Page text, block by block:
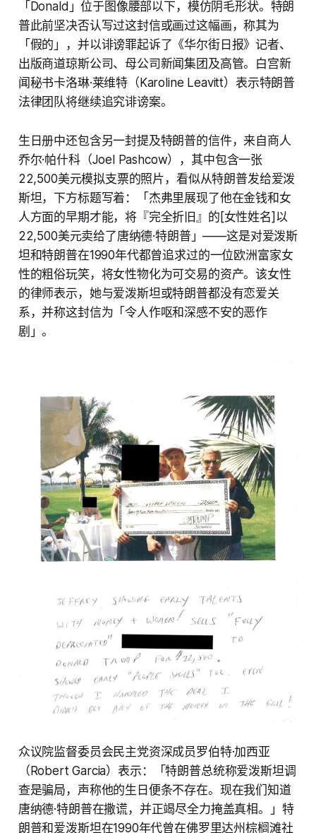
「Donald」位于图像腰部以下，模仿阴毛形状。特朗
普此前坚决否认写过这封信或画过这幅画，称其为
「假的」，并以诽谤罪起诉了《华尔街日报》记者、
出版商道琼斯公司、母公司新闻集团及高管。白宫新
闻秘书卡洛琳·莱维特（Karoline Leavitt）表示特朗普
法律团队将继续追究诽谤案。
生日册中还包含另一封提及特朗普的信件，来自商人
乔尔·帕什科（Joel Pashcow），其中包含一张
22,500美元模拟支票的照片，看似从特朗普发给爱泼
斯坦，下方标题写着：「杰弗里展现了他在金钱和女
人方面的早期才能，将『完全折旧』的[女性姓名]以
22,500美元卖给了唐纳德·特朗普」——这是对爱泼斯
坦和特朗普在1990年代都曾追求过的一位欧洲富家女
性的粗俗玩笑，将女性物化为可交易的资产。该女性
的律师表示，她与爱泼斯坦或特朗普都没有恋爱关
系，并称这封信为「令人作呕和深感不安的恶作
剧」。
众议院监督委员会民主党资深成员罗伯特·加西亚
（Robert Garcia）表示：「特朗普总统称爱泼斯坦调
查是骗局，声称他的生日便条不存在。现在我们知道
唐纳德·特朗普在撒谎，并正竭尽全力掩盖真相。」特
朗普和爱泼斯坦在1990年代曾在佛罗里达州棕榈滩社